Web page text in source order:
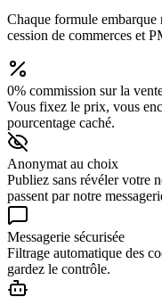
Chaque formule embarque
cession de commerces et
0% commission sur la
Vous fixez le prix, vous
pourcentage caché.
Anonymat au choix
Publiez sans révéler votre
passent par notre
Messagerie sécurisée
Filtrage automatique des
gardez le contrôle.